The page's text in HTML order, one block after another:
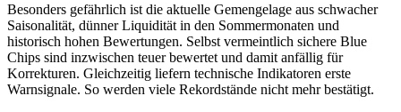
Besonders gefährlich ist die aktuelle Gemengelage aus schwacher
Saisonalität, dünner Liquidität in den Sommermonaten und
historisch hohen Bewertungen. Selbst vermeintlich sichere Blue
Chips sind inzwischen teuer bewertet und damit anfällig für
Korrekturen. Gleichzeitig liefern technische Indikatoren erste
Warnsignale. So werden viele Rekordstände nicht mehr bestätigt.